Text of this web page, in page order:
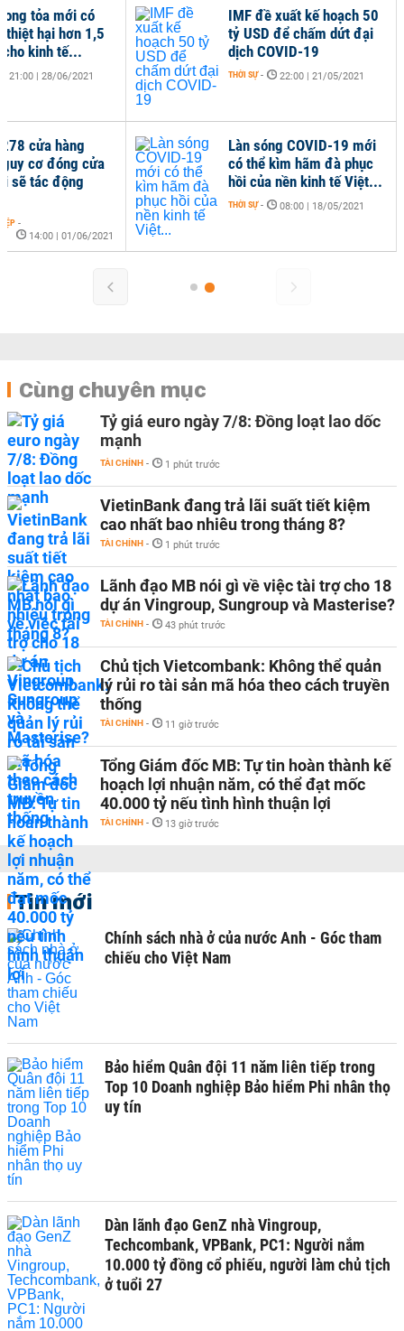
tỏa mới có
thiệt hại hơn 1,5
cho kinh tế...
21:00 | 28/06/2021
cửa hàng
cơ đóng cửa
sẽ tác động
-
14:00 | 01/06/2021
IMF đề xuất kế hoạch 50
tỷ USD để chấm dứt đại
dịch COVID-19
THỜI SỰ - 22:00 | 21/05/2021
Làn sóng COVID-19 mới
có thể kìm hãm đà phục
hồi của nền kinh tế Việt...
THỜI SỰ - 08:00 | 18/05/2021
Cùng chuyên mục
Tỷ giá euro ngày 7/8: Đồng loạt lao dốc
mạnh
TÀI CHÍNH - 1 phút trước
VietinBank đang trả lãi suất tiết kiệm
cao nhất bao nhiêu trong tháng 8?
TÀI CHÍNH - 1 phút trước
Lãnh đạo MB nói gì về việc tài trợ cho 18
dự án Vingroup, Sungroup và Masterise?
TÀI CHÍNH - 43 phút trước
Chủ tịch Vietcombank: Không thể quản
lý rủi ro tài sản mã hóa theo cách truyền
thống
TÀI CHÍNH - 11 giờ trước
Tổng Giám đốc MB: Tự tin hoàn thành kế
hoạch lợi nhuận năm, có thể đạt mốc
40.000 tỷ nếu tình hình thuận lợi
TÀI CHÍNH - 13 giờ trước
Tin mới
Chính sách nhà ở của nước Anh - Góc tham
chiếu cho Việt Nam
Bảo hiểm Quân đội 11 năm liên tiếp trong
Top 10 Doanh nghiệp Bảo hiểm Phi nhân thọ
uy tín
Dàn lãnh đạo GenZ nhà Vingroup,
Techcombank, VPBank, PC1: Người nắm
10.000 tỷ đồng cổ phiếu, người làm chủ tịch
ở tuổi 27